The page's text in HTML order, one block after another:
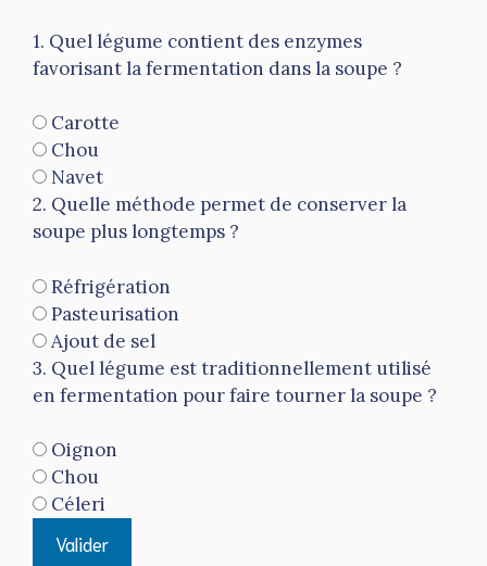
1. Quel légume contient des enzymes
favorisant la fermentation dans la soupe ?
Carotte
Chou
Navet
2. Quelle méthode permet de conserver la
soupe plus longtemps ?
Réfrigération
Pasteurisation
Ajout de sel
3. Quel légume est traditionnellement utilisé
en fermentation pour faire tourner la soupe ?
Oignon
Chou
Céleri
Valider